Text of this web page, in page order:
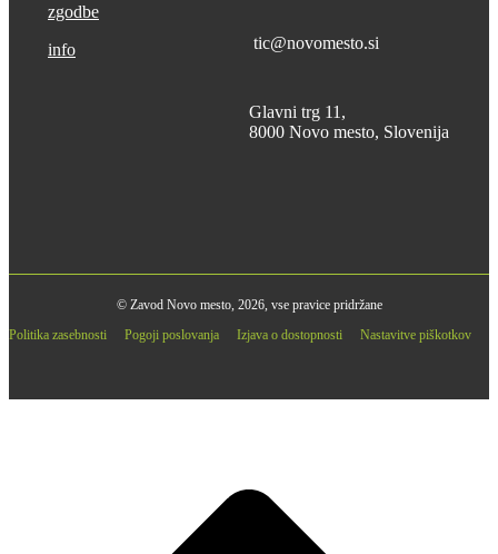
zgodbe
info
tic@novomesto.si
Glavni trg 11,
8000 Novo mesto, Slovenija
© Zavod Novo mesto, 2026, vse pravice pridržane
Politika zasebnosti
Pogoji poslovanja Izjava o dostopnosti Nastavitve piškotkov